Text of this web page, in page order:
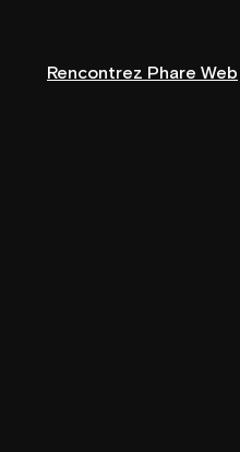
Rencontrez Phare Web